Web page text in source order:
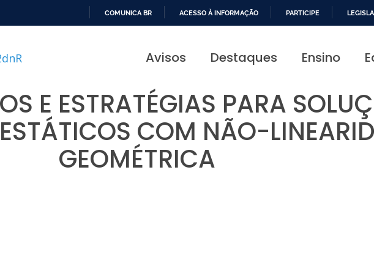
PARA
CONTEÚDO
COMUNICA BR ACESSO À INFORMAÇÃO PARTICIPE
Avisos Destaques Ensino
E ESTRATÉGIAS PARA
COM NÃO-
GEOMÉTRICA